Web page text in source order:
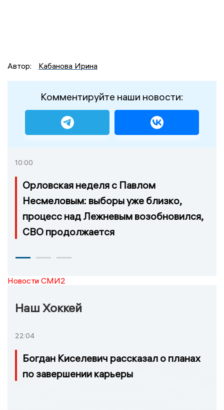
Автор: Кабанова Ирина
Комментируйте наши новости:
10:00
Орловская неделя с Павлом
Несмеловым: выборы уже близко,
процесс над Лежневым возобновился,
СВО продолжается
Новости СМИ2
Наш Хоккей
22:04
Богдан Киселевич рассказал о планах
по завершении карьеры